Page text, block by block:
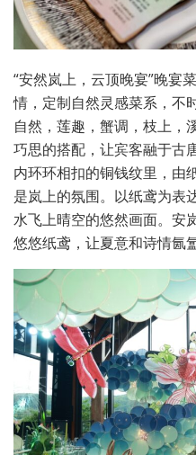
“安然岚上，云顶晚宴”晚宴
情，定制自然灵感菜系，不
自然，莲趣，蟹调，枝上，
巧思的搭配，让宾客融于古
内环环相扣的铜钱纹里，由
是岚上的氛围。以纸鸢为表
水飞上晴空的悠然画面。安
悠悠纸鸢，让夏意和诗情氤